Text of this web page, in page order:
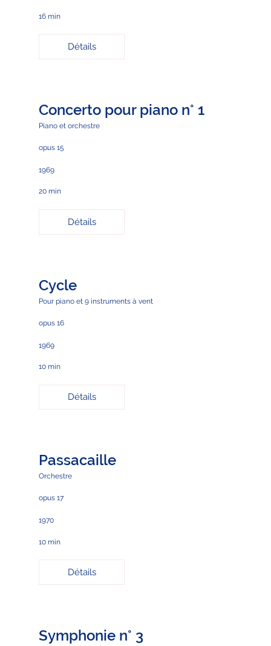
16 min
Détails
Concerto pour piano n° 1
Piano et orchestre
opus 15
1969
20 min
Détails
Cycle
Pour piano et 9 instruments à vent
opus 16
1969
10 min
Détails
Passacaille
Orchestre
opus 17
1970
10 min
Détails
Symphonie n° 3